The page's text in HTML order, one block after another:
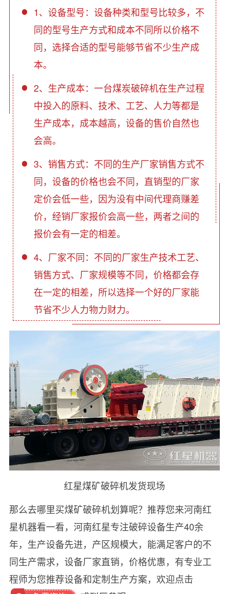
1、设备型号：设备种类和型号比较多，不
同的型号生产方式和成本不同所以价格不
同，选择合适的型号能够节省不少生产成
本。
2、生产成本：一台煤炭破碎机在生产过程
中投入的原料、技术、工艺、人力等都是
生产成本，成本越高，设备的售价自然也
会高。
3、销售方式：不同的生产厂家销售方式不
同，设备的价格也会不同，直销型的厂家
定价会低一些，因为没有中间代理商赚差
价，经销厂家报价会高一些，两者之间的
报价会有一定的相差。
4、厂家不同：不同的厂家生产技术工艺、
销售方式、厂家规模等不同，价格都会存
在一定的相差，所以选择一个好的厂家能
节省不少人力物力财力。
红星煤矿破碎机发货现场
那么去哪里买煤矿破碎机划算呢？推荐您来河南红
星机器看一看，河南红星专注破碎设备生产40余
年，生产设备先进，产区规模大，能满足客户的不
同生产需求，设备厂家直销，价格优惠，有专业工
程师为您推荐设备和定制生产方案，欢迎点击